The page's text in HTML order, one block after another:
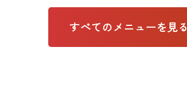
すべてのメニューを見る